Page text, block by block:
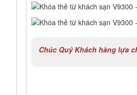
Chúc Quý Khách hàng lựa